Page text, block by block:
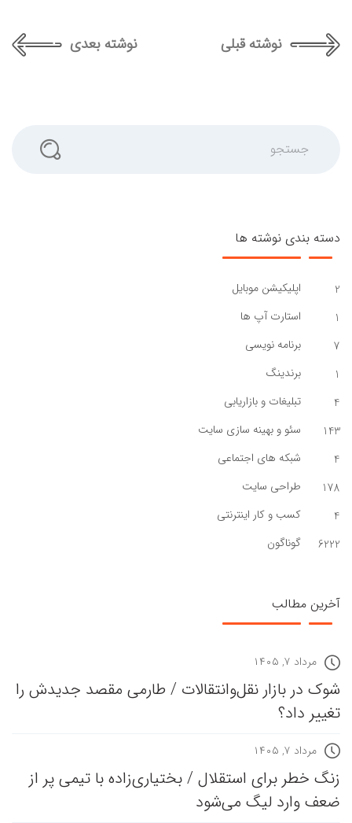
نوشته قبلی نوشته بعدی
دسته بندی نوشته ها
2
اپلیکیشن موبایل
1
استارت آپ ها
7
برنامه نویسی
1
برندینگ
4
تبلیغات و بازاریابی
143
سئو و بهینه سازی سایت
4
شبکه های اجتماعی
178
طراحی سایت
4
کسب و کار اینترنتی
6222
گوناگون
آخرین مطالب
مرداد ۷, ۱۴۰۵
شوک در بازار نقل‌وانتقالات / طارمی مقصد جدیدش را
تغییر داد؟
مرداد ۷, ۱۴۰۵
زنگ خطر برای استقلال / بختیاری‌زاده با تیمی پر از
ضعف وارد لیگ می‌شود